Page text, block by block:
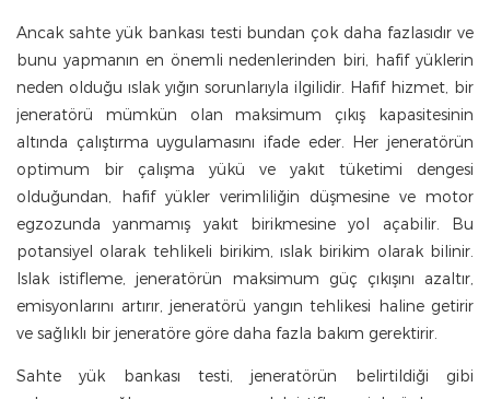
Ancak sahte yük bankası testi bundan çok daha fazlasıdır ve
bunu yapmanın en önemli nedenlerinden biri, hafif yüklerin
neden olduğu ıslak yığın sorunlarıyla ilgilidir. Hafif hizmet, bir
jeneratörü mümkün olan maksimum çıkış kapasitesinin
altında çalıştırma uygulamasını ifade eder. Her jeneratörün
optimum bir çalışma yükü ve yakıt tüketimi dengesi
olduğundan, hafif yükler verimliliğin düşmesine ve motor
egzozunda yanmamış yakıt birikmesine yol açabilir. Bu
potansiyel olarak tehlikeli birikim, ıslak birikim olarak bilinir.
Islak istifleme, jeneratörün maksimum güç çıkışını azaltır,
emisyonlarını artırır, jeneratörü yangın tehlikesi haline getirir
ve sağlıklı bir jeneratöre göre daha fazla bakım gerektirir.
Sahte yük bankası testi, jeneratörün belirtildiği gibi